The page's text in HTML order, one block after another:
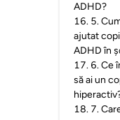
ADHD?
16. 5.
ajutat
ADHD în
17. 6. Ce
să ai un
18. 7.